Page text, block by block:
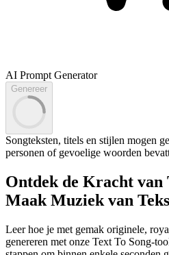
AI Prompt Generator
Genereer
Songteksten, titels en stijlen mogen
personen of gevoelige woorden
Ontdek de Kracht van
Maak Muziek van
Leer hoe je met gemak originele,
genereren met onze Text To Song-